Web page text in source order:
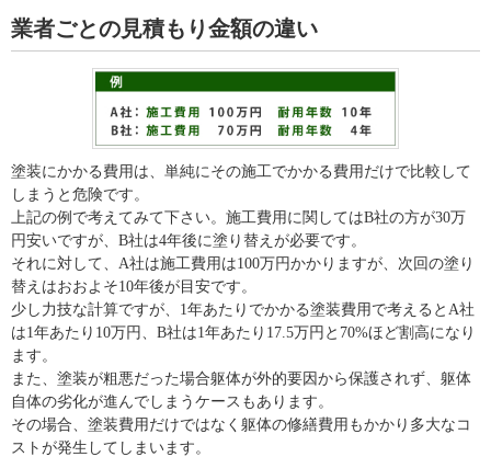
業者ごとの見積もり金額の違い
塗装にかかる費用は、単純にその施工でかかる費用だけで比較して
しまうと危険です。
上記の例で考えてみて下さい。施工費用に関してはB社の方が30万
円安いですが、B社は4年後に塗り替えが必要です。
それに対して、A社は施工費用は100万円かかりますが、次回の塗り
替えはおおよそ10年後が目安です。
少し力技な計算ですが、1年あたりでかかる塗装費用で考えるとA社
は1年あたり10万円、B社は1年あたり17.5万円と70%ほど割高になり
ます。
また、塗装が粗悪だった場合躯体が外的要因から保護されず、躯体
自体の劣化が進んでしまうケースもあります。
その場合、塗装費用だけではなく躯体の修繕費用もかかり多大なコ
ストが発生してしまいます。